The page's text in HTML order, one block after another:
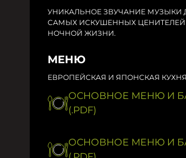
УНИКАЛЬНОЕ ЗВУЧАНИЕ МУЗЫКИ
САМЫХ ИСКУШЕННЫХ ЦЕНИТЕЛЕЙ
НОЧНОЙ ЖИЗНИ.
МЕНЮ
ЕВРОПЕЙСКАЯ И ЯПОНСКАЯ КУХНЯ
ОСНОВНОЕ МЕНЮ И
(.PDF)
ОСНОВНОЕ МЕНЮ И